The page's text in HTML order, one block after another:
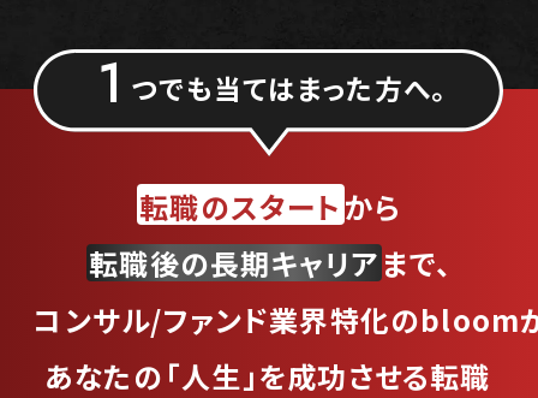
1 つでも当てはまった方へ。
転職のスタート から
転職後の長期キャリア まで、
コンサル/ファンド業界特化のbloom
あなたの 「人生」を成功させる転職